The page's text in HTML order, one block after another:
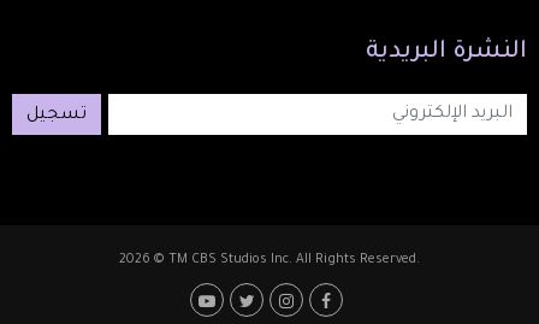
النشرة البريدية
تسجيل
2026 © TM CBS Studios Inc. All Rights Reserved.
Footer: Social Media